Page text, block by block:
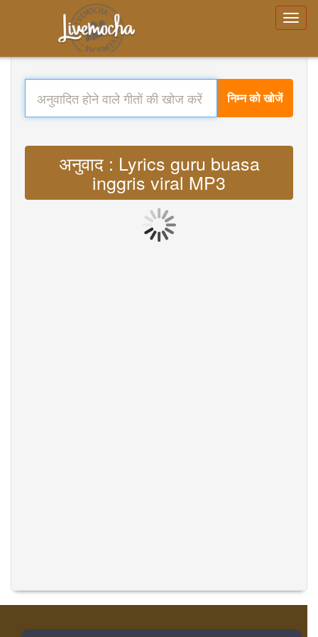
निम्न को खोजें
अनुवाद : Lyrics guru buasa
inggris viral MP3